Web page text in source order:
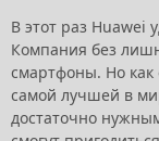
В этот раз Huawei
Компания без
смартфоны. Но как
самой лучшей в
достаточно